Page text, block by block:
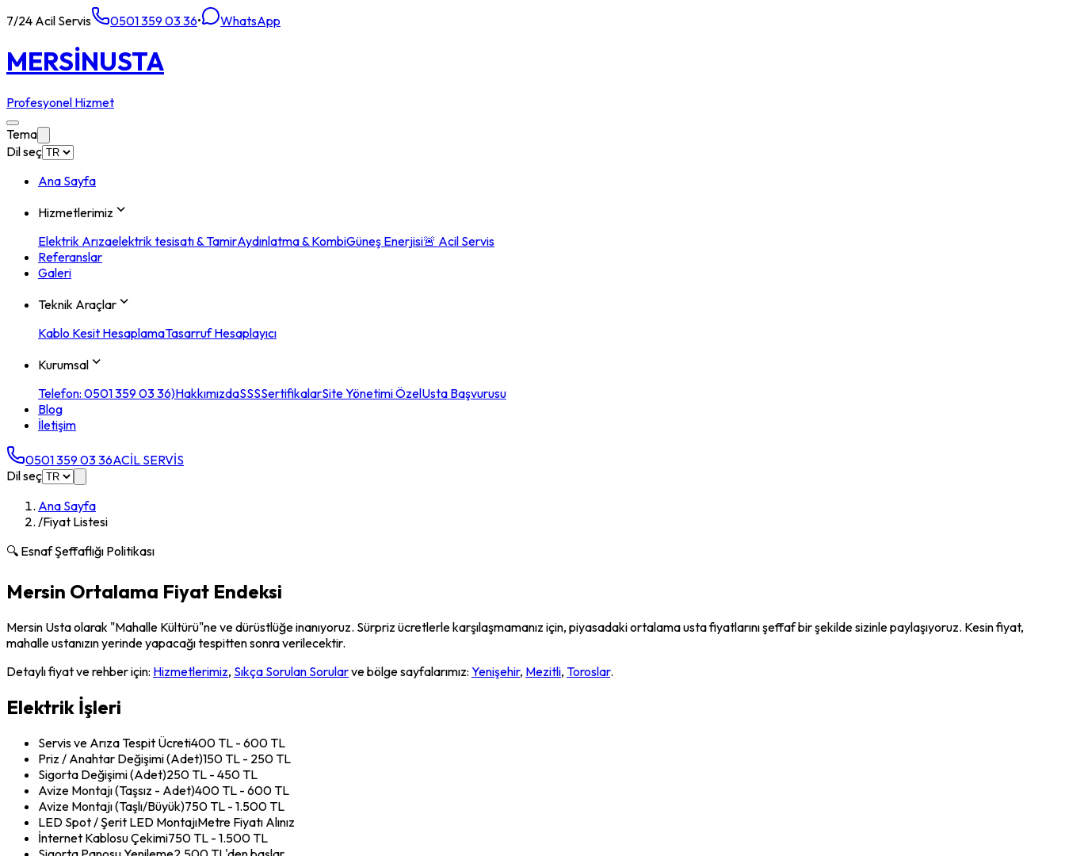
7/24 Acil Servis 0501 359 03 36• WhatsApp
MERSİNUSTA
Profesyonel Hizmet
Tema
Dil seç
Ana Sayfa
Hizmetlerimiz
Elektrik Arızaelektrik tesisatı & TamirAydınlatma & KombiGüneş Enerjisi🚨 Acil Servis
Referanslar
Galeri
Teknik Araçlar
Kablo Kesit HesaplamaTasarruf Hesaplayıcı
Kurumsal
Telefon: 0501 359 03 36)HakkımızdaSSSSertifikalarSite Yönetimi ÖzelUsta Başvurusu
Blog
İletişim
0501 359 03 36ACİL SERVİS
Dil seç
Ana Sayfa
/Fiyat Listesi
🔍 Esnaf Şeffaflığı Politikası
Mersin Ortalama Fiyat Endeksi
Mersin Usta olarak "Mahalle Kültürü"ne ve dürüstlüğe inanıyoruz. Sürpriz ücretlerle karşılaşmamanız için, piyasadaki ortalama usta fiyatlarını şeffaf bir şekilde sizinle paylaşıyoruz. Kesin fiyat,
mahalle ustanızın yerinde yapacağı tespitten sonra verilecektir.
Detaylı fiyat ve rehber için: Hizmetlerimiz, Sıkça Sorulan Sorularve bölge sayfalarımız: Yenişehir, Mezitli, Toroslar.
Elektrik İşleri
Servis ve Arıza Tespit Ücreti400 TL - 600 TL
Priz / Anahtar Değişimi (Adet)150 TL - 250 TL
Sigorta Değişimi (Adet)250 TL - 450 TL
Avize Montajı (Taşsız - Adet)400 TL - 600 TL
Avize Montajı (Taşlı/Büyük)750 TL - 1.500 TL
LED Spot / Şerit LED MontajıMetre Fiyatı Alınız
İnternet Kablosu Çekimi750 TL - 1.500 TL